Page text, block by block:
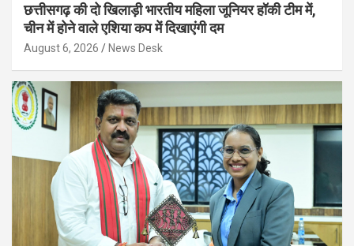
छत्तीसगढ़ की दो खिलाड़ी भारतीय महिला जूनियर हॉकी टीम में,
चीन में होने वाले एशिया कप में दिखाएंगी दम
August 6, 2026 News Desk